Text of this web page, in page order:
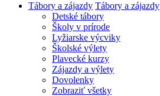
Tábory a zájazdy Tábory a zájazdy
Detské tábory
Školy v prírode
Lyžiarske výcviky
Školské výlety
Plavecké kurzy
Zájazdy a výlety
Dovolenky
Zobraziť všetky